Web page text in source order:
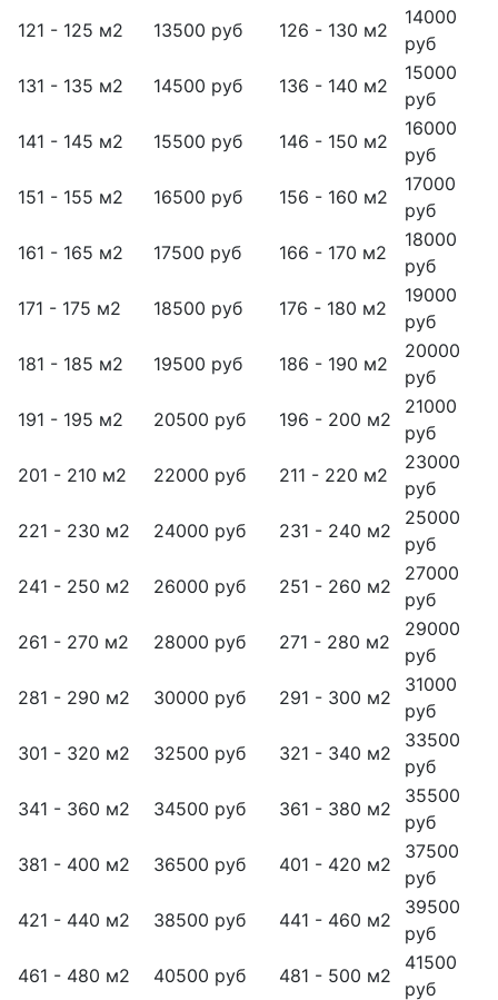
121 - 125 м2
13500 руб 126 - 130 м2
14000
руб
131 - 135 м2
14500 руб 136 - 140 м2
15000
руб
141 - 145 м2
15500 руб 146 - 150 м2
16000
руб
151 - 155 м2
16500 руб 156 - 160 м2
17000
руб
161 - 165 м2
17500 руб 166 - 170 м2
18000
руб
171 - 175 м2
18500 руб 176 - 180 м2
19000
руб
181 - 185 м2
19500 руб 186 - 190 м2
20000
руб
191 - 195 м2
20500 руб 196 - 200 м2
21000
руб
201 - 210 м2
22000 руб 211 - 220 м2
23000
руб
221 - 230 м2
24000 руб 231 - 240 м2
25000
руб
241 - 250 м2
26000 руб 251 - 260 м2
27000
руб
261 - 270 м2
28000 руб 271 - 280 м2
29000
руб
281 - 290 м2
30000 руб 291 - 300 м2
31000
руб
301 - 320 м2
32500 руб 321 - 340 м2
33500
руб
341 - 360 м2
34500 руб 361 - 380 м2
35500
руб
381 - 400 м2
36500 руб 401 - 420 м2
37500
руб
421 - 440 м2
38500 руб 441 - 460 м2
39500
руб
461 - 480 м2
40500 руб 481 - 500 м2
41500
руб